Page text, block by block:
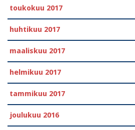
toukokuu 2017
huhtikuu 2017
maaliskuu 2017
helmikuu 2017
tammikuu 2017
joulukuu 2016